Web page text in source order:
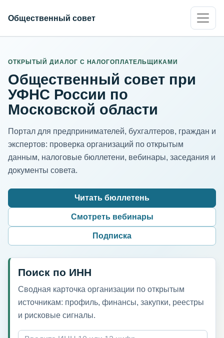
Общественный совет
ОТКРЫТЫЙ ДИАЛОГ С НАЛОГОПЛАТЕЛЬЩИКАМИ
Общественный совет при
УФНС России по
Московской области
Портал для предпринимателей, бухгалтеров, граждан и
экспертов: проверка организаций по открытым
данным, налоговые бюллетени, вебинары, заседания и
документы совета.
Читать бюллетень
Смотреть вебинары
Подписка
Поиск по ИНН
Сводная карточка организации по открытым
источникам: профиль, финансы, закупки, реестры
и рисковые сигналы.
ИНН организации
Адрес для нормализации